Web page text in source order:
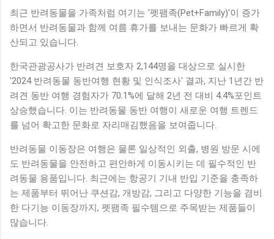
최근 반려동물을 가족처럼 여기는 '펫팸족(Pet+Family)'이 증가
하면서 반려동물과 함께 여름 휴가를 보내는 문화가 빠르게 확
산되고 있습니다.
한국관광공사가 반려견 보호자 2,144명을 대상으로 실시한
'2024 반려동물 동반여행 현황 및 인식조사' 결과, 지난 1년간 반
려견 동반 여행 경험자가 70.1%에 달해 2년 전 대비 4.4%포인트
상승했습니다. 이는 반려동물 동반 여행이 새로운 여행 트렌드
를 넘어 확고한 문화로 자리매김했음을 보여줍니다.
반려동물 이동장은 여행은 물론 일상적인 외출, 병원 방문 시에
도 반려동물을 안전하고 편안하게 이동시키는 데 필수적인 반
려동물 용품입니다. 최근에는 항공기 기내 반입 기준을 충족하
는 제품부터 뛰어난 쿠션감, 개방감, 그리고 다양한 기능을 겸비
한 다기능 이동장까지, 펫팸족 필수템으로 주목받는 제품들이
많습니다.